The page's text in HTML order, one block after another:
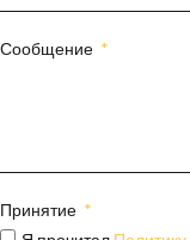
Сообщение
Принятие